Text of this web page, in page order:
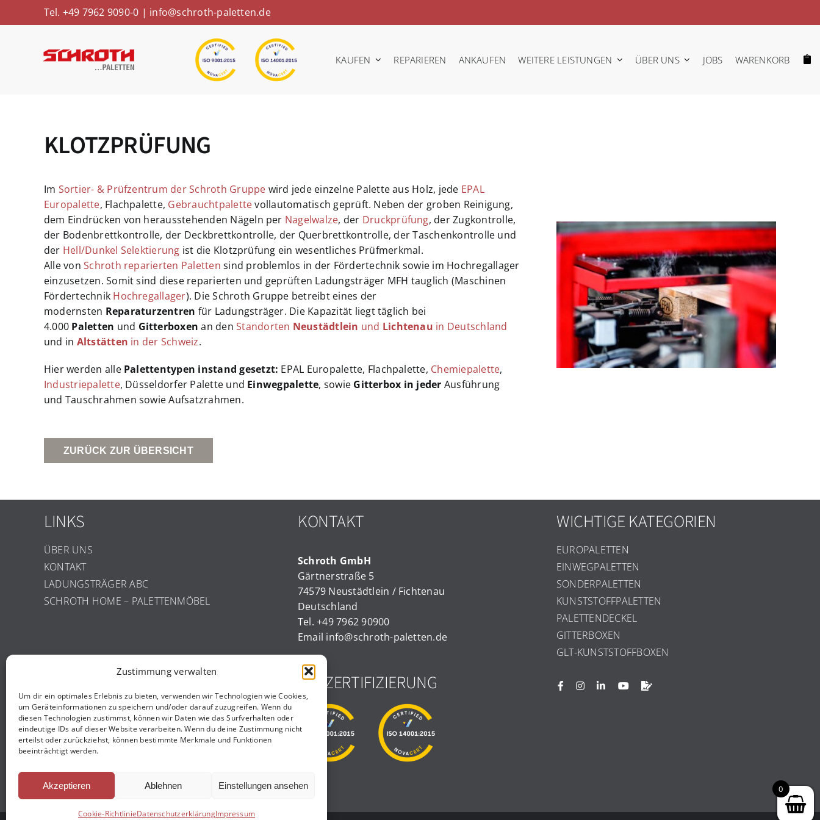
Zustimmung verwalten
Um dir ein optimales Erlebnis zu bieten, verwenden wir Technologien wie Cookies,
um Geräteinformationen zu speichern und/oder darauf zuzugreifen. Wenn du
diesen Technologien zustimmst, können wir Daten wie das Surfverhalten oder
eindeutige IDs auf dieser Website verarbeiten. Wenn du deine Zustimmung nicht
erteilst oder zurückziehst, können bestimmte Merkmale und Funktionen
beeinträchtigt werden.
Akzeptieren Ablehnen Einstellungen ansehen
Cookie-RichtlinieDatenschutzerklärungImpressum
to
Tel. +49 7962 9090-0 | info@schroth-paletten.de
KAUFEN REPARIEREN ANKAUFEN WEITERE LEISTUNGEN ÜBER UNS JOBS WARENKORB
KLOTZPRÜFUNG
Im Sortier- & Prüfzentrum der Schroth Gruppe wird jede einzelne Palette aus Holz, jede EPAL
Europalette, Flachpalette, Gebrauchtpalettevollautomatisch geprüft. Neben der groben Reinigung,
dem Eindrücken von herausstehenden Nägeln per Nagelwalze, der Druckprüfung, der Zugkontrolle,
der Bodenbrettkontrolle, der Deckbrettkontrolle, der Querbrettkontrolle, der Taschenkontrolle und
der Hell/Dunkel Selektierung ist die Klotzprüfung ein wesentliches Prüfmerkmal.
Alle vonSchroth reparierten Paletten sind problemlos in der Fördertechnik sowie im Hochregallager
einzusetzen. Somit sind diese reparierten und geprüften Ladungsträger MFH tauglich (Maschinen
Fördertechnik Hochregallager). Die Schroth Gruppe betreibt eines der
modernsten Reparaturzentren für Ladungsträger. Die Kapazität liegt täglich bei
4.000 Paletten und Gitterboxen an den Standorten Neustädtlein und Lichtenau in Deutschland
und in Altstätten in der Schweiz.
Hier werden alle Palettentypen instand gesetzt: EPAL Europalette, Flachpalette, Chemiepalette,
Industriepalette, Düsseldorfer Palette und Einwegpalette, sowie Gitterbox in jeder Ausführung
und Tauschrahmen sowie Aufsatzrahmen.
ZURÜCK ZUR ÜBERSICHT
LINKS
ÜBER UNS
KONTAKT
LADUNGSTRÄGER ABC
SCHROTH HOME – PALETTENMÖBEL
KONTAKT
Schroth GmbH
Gärtnerstraße 5
74579 Neustädtlein / Fichtenau
Deutschland
Tel.+49 7962 90900
Email info@schroth-paletten.de
WICHTIGE KATEGORIEN
EUROPALETTEN
EINWEGPALETTEN
SONDERPALETTEN
KUNSTSTOFFPALETTEN
PALETTENDECKEL
GITTERBOXEN
GLT-KUNSTSTOFFBOXEN
INFORMATIONEN
IMPRESSUM
ALLGEMEINE GESCHÄFTSBEDINGUNGEN
WIDERRUFSBELEHRUNG
COOKIE-RICHTLINIE (EU)
ISO ZERTIFIZIERUNG
0